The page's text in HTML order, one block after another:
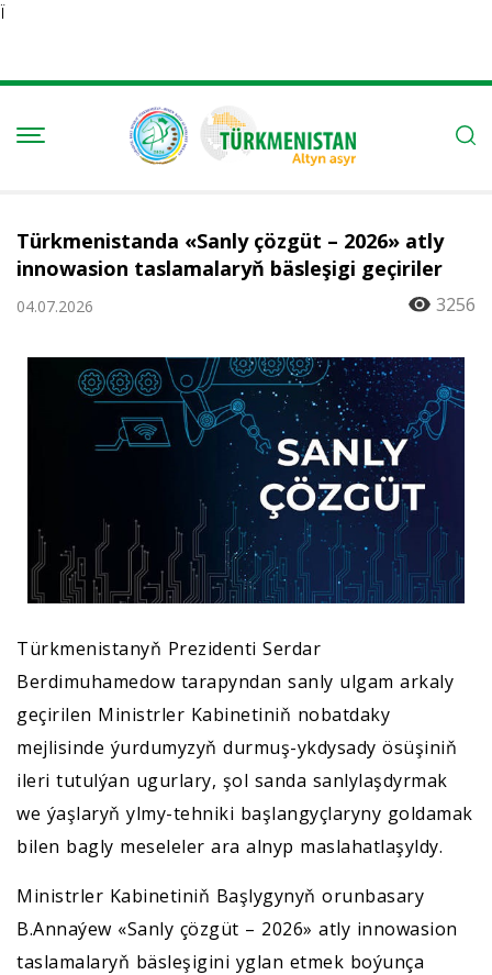
Ï
Türkmenistanda «Sanly çözgüt – 2026» atly
innowasion taslamalaryň bäsleşigi geçiriler
04.07.2026 3256
Türkmenistanyň Prezidenti Serdar
Berdimuhamedow tarapyndan sanly ulgam arkaly
geçirilen Ministrler Kabinetiniň nobatdaky
mejlisinde ýurdumyzyň durmuş-ykdysady ösüşiniň
ileri tutulýan ugurlary, şol sanda sanlylaşdyrmak
we ýaşlaryň ylmy-tehniki başlangyçlaryny goldamak
bilen bagly meseleler ara alnyp maslahatlaşyldy.
Ministrler Kabinetiniň Başlygynyň orunbasary
B.Annaýew «Sanly çözgüt – 2026» atly innowasion
taslamalaryň bäsleşigini yglan etmek boýunça